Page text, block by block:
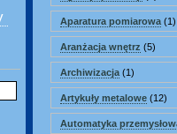
Aparatura pomiarowa (1)
Aranżacja wnętrz (5)
Archiwizacja (1)
Artykuły metalowe (12)
Automatyka